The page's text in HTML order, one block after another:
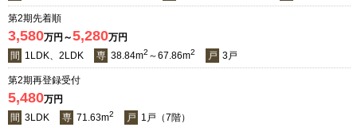
第2期先着順
3,580万円～5,280万円
間
1LDK、2LDK 専 38.84m2 ～67.86m2 戸 3戸
第2期再登録受付
5,480万円
間 3LDK 専 71.63m2 戸 1戸（7階）